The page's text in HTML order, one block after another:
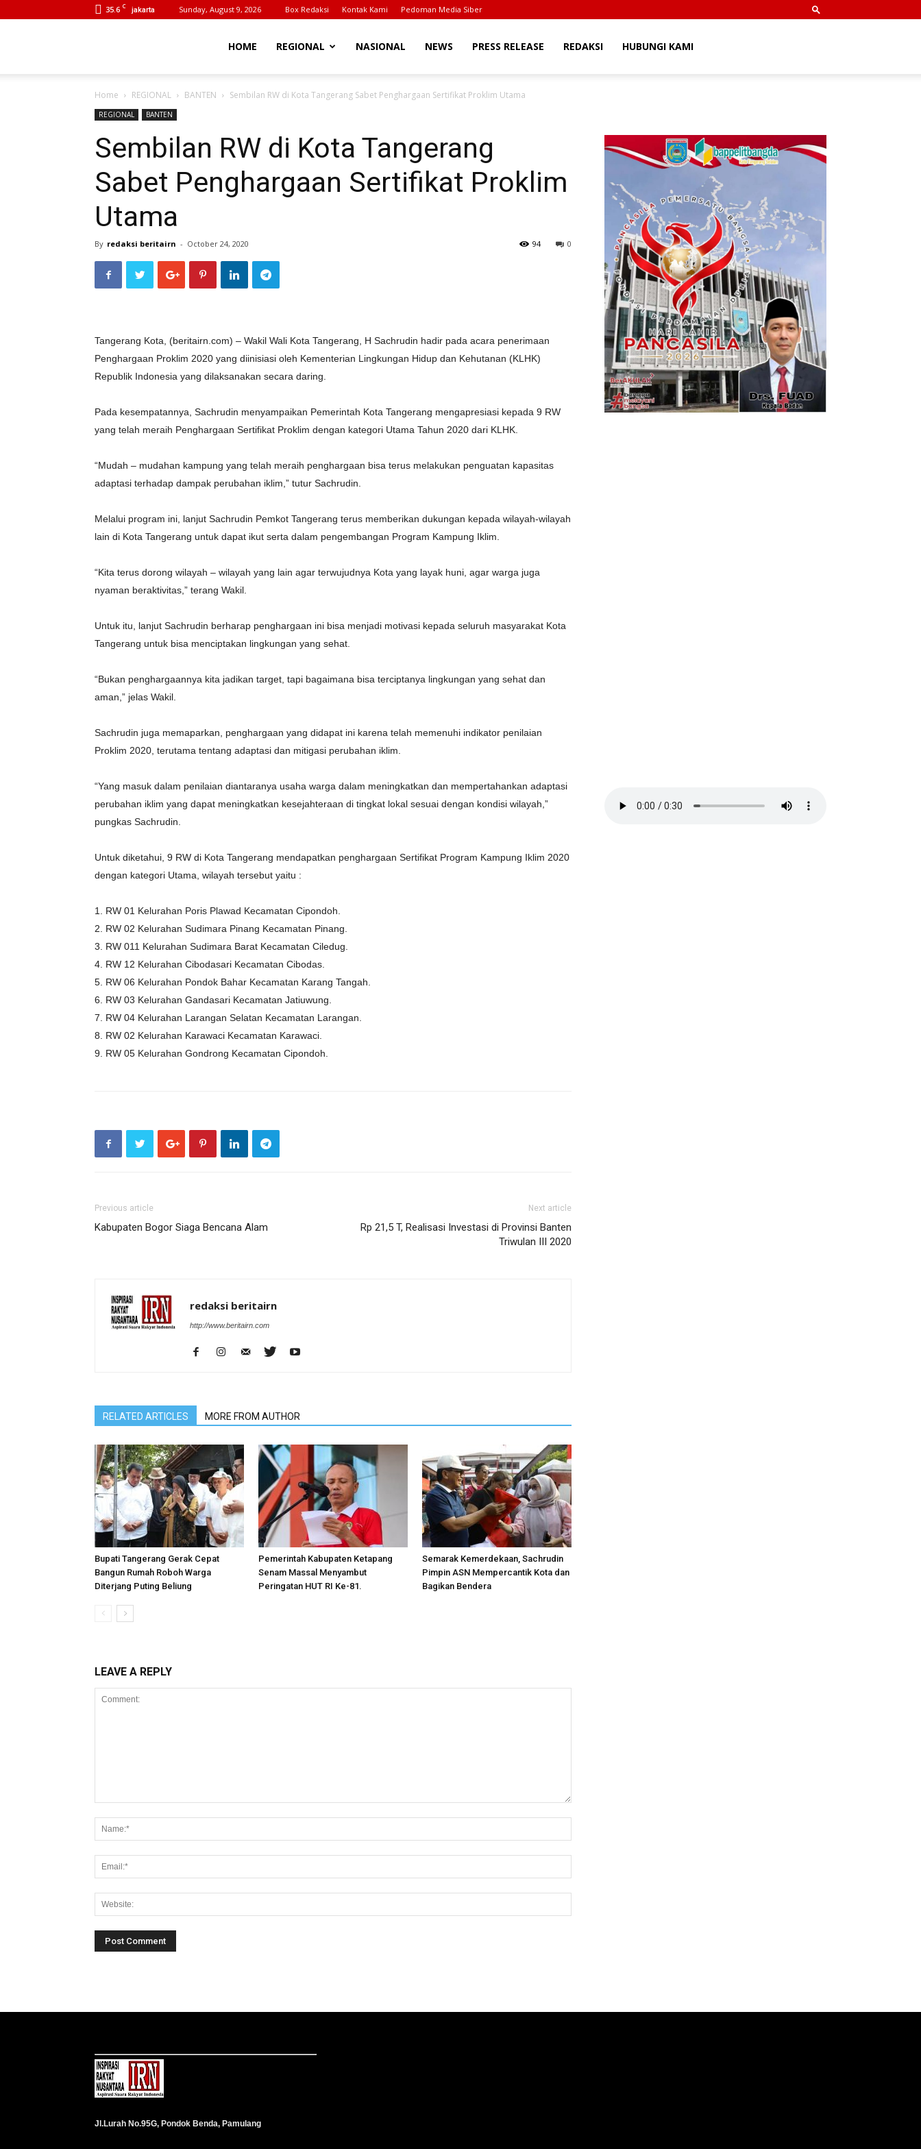
35.6 C jakarta Sunday, August 9, 2026 Box Redaksi Kontak Kami Pedoman Media Siber
HOME REGIONAL NASIONAL NEWS PRESS RELEASE REDAKSI HUBUNGI KAMI
Home REGIONAL BANTEN Sembilan RW di Kota Tangerang Sabet Penghargaan Sertifikat Proklim Utama
REGIONAL BANTEN
Sembilan RW di Kota Tangerang
Sabet Penghargaan Sertifikat Proklim
Utama
By redaksi beritairn - October 24, 2020 0
94
Tangerang Kota, (beritairn.com) – Wakil Wali Kota Tangerang, H Sachrudin hadir pada acara penerimaan
Penghargaan Proklim 2020 yang diinisiasi oleh Kementerian Lingkungan Hidup dan Kehutanan (KLHK)
Republik Indonesia yang dilaksanakan secara daring.
Pada kesempatannya, Sachrudin menyampaikan Pemerintah Kota Tangerang mengapresiasi kepada 9 RW
yang telah meraih Penghargaan Sertifikat Proklim dengan kategori Utama Tahun 2020 dari KLHK.
“Mudah – mudahan kampung yang telah meraih penghargaan bisa terus melakukan penguatan kapasitas
adaptasi terhadap dampak perubahan iklim,” tutur Sachrudin.
Melalui program ini, lanjut Sachrudin Pemkot Tangerang terus memberikan dukungan kepada wilayah-wilayah
lain di Kota Tangerang untuk dapat ikut serta dalam pengembangan Program Kampung Iklim.
“Kita terus dorong wilayah – wilayah yang lain agar terwujudnya Kota yang layak huni, agar warga juga
nyaman beraktivitas,” terang Wakil.
Untuk itu, lanjut Sachrudin berharap penghargaan ini bisa menjadi motivasi kepada seluruh masyarakat Kota
Tangerang untuk bisa menciptakan lingkungan yang sehat.
“Bukan penghargaannya kita jadikan target, tapi bagaimana bisa terciptanya lingkungan yang sehat dan
aman,” jelas Wakil.
Sachrudin juga memaparkan, penghargaan yang didapat ini karena telah memenuhi indikator penilaian
Proklim 2020, terutama tentang adaptasi dan mitigasi perubahan iklim.
“Yang masuk dalam penilaian diantaranya usaha warga dalam meningkatkan dan mempertahankan adaptasi
perubahan iklim yang dapat meningkatkan kesejahteraan di tingkat lokal sesuai dengan kondisi wilayah,”
pungkas Sachrudin.
Untuk diketahui, 9 RW di Kota Tangerang mendapatkan penghargaan Sertifikat Program Kampung Iklim 2020
dengan kategori Utama, wilayah tersebut yaitu :
1. RW 01 Kelurahan Poris Plawad Kecamatan Cipondoh.
2. RW 02 Kelurahan Sudimara Pinang Kecamatan Pinang.
3. RW 011 Kelurahan Sudimara Barat Kecamatan Ciledug.
4. RW 12 Kelurahan Cibodasari Kecamatan Cibodas.
5. RW 06 Kelurahan Pondok Bahar Kecamatan Karang Tangah.
6. RW 03 Kelurahan Gandasari Kecamatan Jatiuwung.
7. RW 04 Kelurahan Larangan Selatan Kecamatan Larangan.
8. RW 02 Kelurahan Karawaci Kecamatan Karawaci.
9. RW 05 Kelurahan Gondrong Kecamatan Cipondoh.
Previous article
Kabupaten Bogor Siaga Bencana Alam
Next article
Rp 21,5 T, Realisasi Investasi di Provinsi Banten
Triwulan III 2020
redaksi beritairn
http://www.beritairn.com
RELATED ARTICLES MORE FROM AUTHOR
Bupati Tangerang Gerak Cepat
Bangun Rumah Roboh Warga
Diterjang Puting Beliung
Pemerintah Kabupaten Ketapang
Senam Massal Menyambut
Peringatan HUT RI Ke-81.
Semarak Kemerdekaan, Sachrudin
Pimpin ASN Mempercantik Kota dan
Bagikan Bendera
LEAVE A REPLY
Jl.Lurah No.95G, Pondok Benda, Pamulang